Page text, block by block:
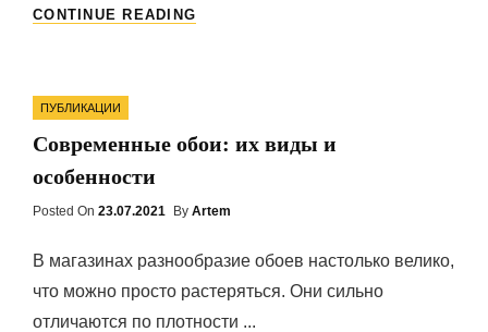
CONTINUE READING
Categories
ПУБЛИКАЦИИ
Современные обои: их виды и
особенности
Posted On Posted
23.07.2021 By Artem
В магазинах разнообразие обоев настолько велико,
что можно просто растеряться. Они сильно
отличаются по плотности ...